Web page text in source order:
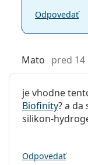
Odpovedať
Mato pred
je vhodne
Biofinity? a da
silikon-
Odpovedať